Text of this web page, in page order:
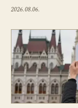
2026.08.06.